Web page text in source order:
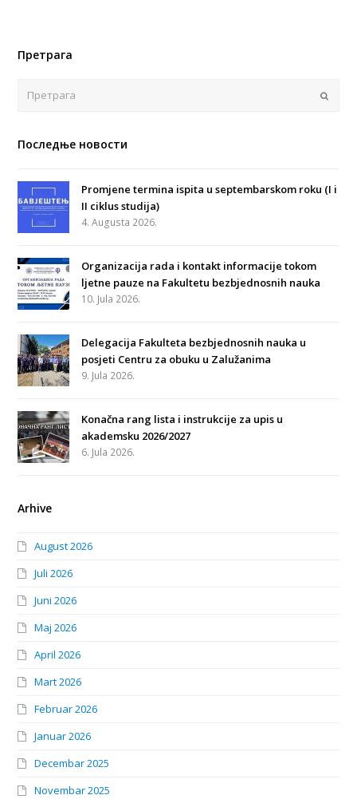
Претрага
Последње новости
Promjene termina ispita u septembarskom roku (I i
II ciklus studija)
4. Augusta 2026.
Organizacija rada i kontakt informacije tokom
ljetne pauze na Fakultetu bezbjednosnih nauka
10. Jula 2026.
Delegacija Fakulteta bezbjednosnih nauka u
posjeti Centru za obuku u Zalužanima
9. Jula 2026.
Konačna rang lista i instrukcije za upis u
akademsku 2026/2027
6. Jula 2026.
Arhive
August 2026
Juli 2026
Juni 2026
Maj 2026
April 2026
Mart 2026
Februar 2026
Januar 2026
Decembar 2025
Novembar 2025